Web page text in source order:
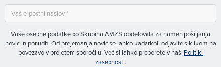
Vaše osebne podatke bo Skupina AMZS obdelovala za namen pošiljanja
novic in ponudb. Od prejemanja novic se lahko kadarkoli odjavite s klikom na
povezavo v prejetem sporočilu. Več si lahko preberete v naši Politiki
zasebnosti.